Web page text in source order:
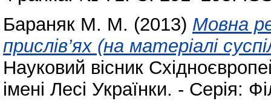
Бараняк М. М. (2013) Мовна
прислів’ях (на матеріалі
Науковий вісник
імені Лесі Українки. - Серія: